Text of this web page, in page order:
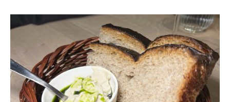
444,-
3 x Bouchons stegte foie gras med stikkelsbær og
gastrique á 148 kr.
178,-
Tatar
800,-
1 fl. Gebrüder Mathis, chardonnay fra
enkeltmarken St. Morand i 2023